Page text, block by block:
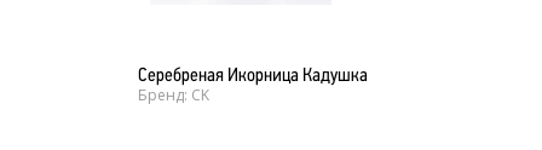
Серебреная Икорница Кадушка
Бренд: CK